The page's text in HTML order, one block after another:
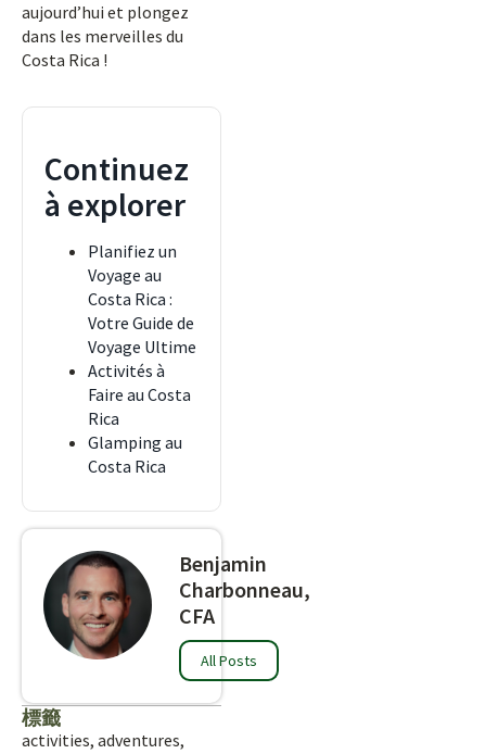
aujourd’hui et plongez
dans les merveilles du
Costa Rica !
Continuez
à explorer
Planifiez un
Voyage au
Costa Rica :
Votre Guide de
Voyage Ultime
Activités à
Faire au Costa
Rica
Glamping au
Costa Rica
Benjamin
Charbonneau,
CFA
All Posts
標籤
activities, adventures,